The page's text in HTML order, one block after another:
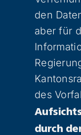
den
aber für
des
durch